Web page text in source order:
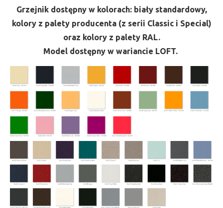
Grzejnik dostępny w kolorach: biały standardowy,
kolory z palety producenta (z serii Classic i Special)
oraz kolory z palety RAL.
Model dostępny w wariancie LOFT.